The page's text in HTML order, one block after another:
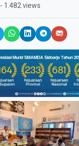
- 1.482 views